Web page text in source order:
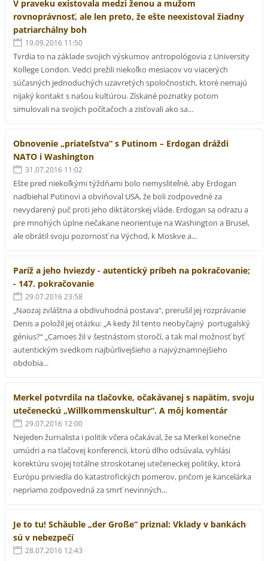
V praveku existovala medzi ženou a mužom
rovnoprávnosť, ale len preto, že ešte neexistoval žiadny
patriarchálny boh
19.09.2016 11:50
Tvrdia to na základe svojich výskumov antropológovia z University
Kollege London. Vedci prežili niekoľko mesiacov vo viacerých
súčasných jednoduchých uzavretých spoločnostich, ktoré nemajú
nijaký kontakt s našou kultúrou. Získané poznatky potom
simulovali na svojich počítačoch a zisťovali ako sa...
Obnovenie „priateľstva“ s Putinom – Erdogan dráždi
NATO i Washington
31.07.2016 11:02
Ešte pred niekoľkými týždňami bolo nemysliteľné, aby Erdogan
nadbiehal Putinovi a obviňoval USA, že boli zodpovedné za
nevydarený puč proti jeho diktátorskej vláde. Erdogan sa odrazu a
pre mnohých úplne nečakane neorientuje na Washington a Brusel,
ale obrátil svoju pozornosť na Východ, k Moskve a...
Paríž a jeho hviezdy - autentický príbeh na pokračovanie;
- 147. pokračovanie
29.07.2016 23:58
„Naozaj zvláštna a obdivuhodná postava“, prerušil jej rozprávanie
Denis a položil jej otázku: „A kedy žil tento neobyčajný portugalský
génius?“ „Camoes žil v šestnástom storočí, a tak mal možnosť byť
autentickým svedkom najbúrlivejšieho a najvýznamnejšieho
obdobia...
Merkel potvrdila na tlačovke, očakávanej s napätím, svoju
utečeneckú „Willkommenskultur“. A môj komentár
29.07.2016 12:00
Nejeden žurnalista i politik včera očakával, že sa Merkel konečne
umúdri a na tlačovej konferencii, ktorú dlho odsúvala, vyhlási
korektúru svojej totálne stroskotanej utečeneckej politiky, ktorá
Európu priviedla do katastrofických pomerov, pričom je kancelárka
nepriamo zodpovedná za smrť nevinných...
Je to tu! Schäuble „der Große“ priznal: Vklady v bankách
sú v nebezpečí
28.07.2016 12:43